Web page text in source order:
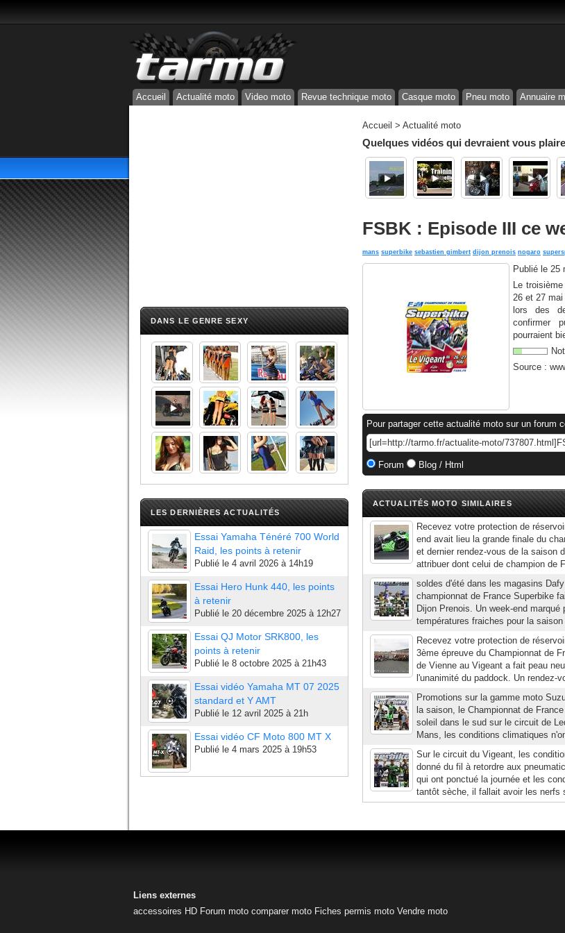
Accueil Actualité moto Video moto Revue technique moto Casque moto Pneu moto Annuaire
DANS LE GENRE SEXY
LES DERNIÈRES ACTUALITÉS
Essai Yamaha Ténéré 700 World
Raid, les points à retenir
Publié le 4 avril 2026 à 14h19
Essai Hero Hunk 440, les points
à retenir
Publié le 20 décembre 2025 à 12h27
Essai QJ Motor SRK800, les
points à retenir
Publié le 8 octobre 2025 à 21h43
Essai vidéo Yamaha MT 07 2025
standard et Y AMT
Publié le 12 avril 2025 à 21h
Essai vidéo CF Moto 800 MT X
Publié le 4 mars 2025 à 19h53
Accueil > Actualité moto
Quelques vidéos qui devraient vous plaire
FSBK : Episode III ce
mans superbike sebastien gimbert dijon prenois nogaro
Publié le 25
Le
26 et 27
lors des
confirmer
pourraient
Source :
Pour partager cette actualité moto sur un forum
Forum Blog / Html
ACTUALITÉS MOTO SIMILAIRES
Recevez votre protection de
end avait lieu la grande finale du
et dernier rendez-vous de la saison
attribuer dont celui de champion de
soldes d'été dans les magasins
championnat de France Superbike
Dijon Prenois. Un week-end
températures fraiches pour la
Recevez votre protection de
3ème épreuve du Championnat de
de Vienne au Vigeant a fait peau
l'unanimité du paddock. Un rendez-
Promotions sur la gamme moto
la saison, le Championnat de
soleil dans le sud sur le circuit de
Mans, les conditions climatiques
Sur le circuit du Vigeant, les
donné du fil à retordre aux
qui ont ponctué la journée et les
tantôt sèche, il fallait avoir les nerfs
Liens externes
accessoires HD Forum moto comparer moto Fiches permis moto Vendre moto